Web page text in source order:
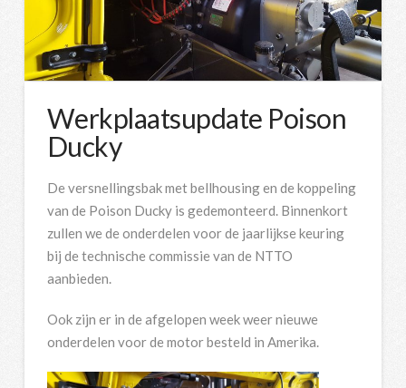
Werkplaatsupdate Poison
Ducky
De versnellingsbak met bellhousing en de koppeling
van de Poison Ducky is gedemonteerd. Binnenkort
zullen we de onderdelen voor de jaarlijkse keuring
bij de technische commissie van de NTTO
aanbieden.
Ook zijn er in de afgelopen week weer nieuwe
onderdelen voor de motor besteld in Amerika.